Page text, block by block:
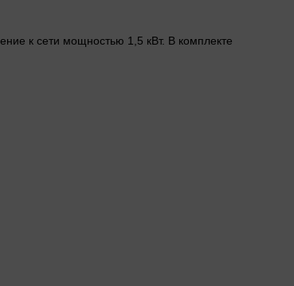
к сети мощностью 1,5 кВт. В комплекте